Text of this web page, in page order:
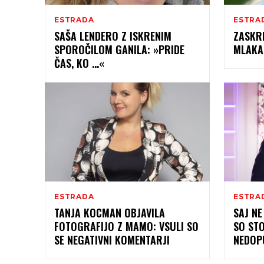
ESTRADA
SAŠA LENDERO Z ISKRENIM
SPOROČILOM GANILA: »PRIDE
ČAS, KO …«
ESTRADA
TANJA KOCMAN OBJAVILA
FOTOGRAFIJO Z MAMO: VSULI SO
SE NEGATIVNI KOMENTARJI
SAJ
SO